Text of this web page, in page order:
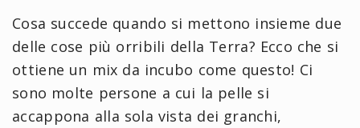
Cosa succede quando si mettono insieme due
delle cose più orribili della Terra? Ecco che si
ottiene un mix da incubo come questo! Ci
sono molte persone a cui la pelle si
accappona alla sola vista dei granchi,